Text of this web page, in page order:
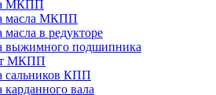
МКПП
масла МКПП
масла в редукторе
выжимного подшипника
МКПП
сальников КПП
карданного вала